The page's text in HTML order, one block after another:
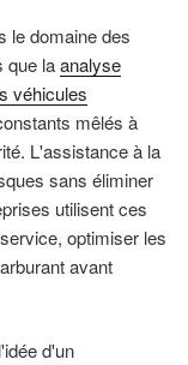
le domaine des
que laanalyse
véhicules
mêlés à
L'assistance à la
sans éliminer
utilisent ces
optimiser les
avant
d'un